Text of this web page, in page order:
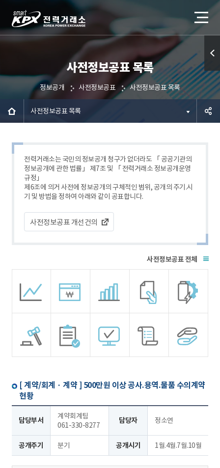
사전정보공표 목록
정보공개 사전정보공표 사전정보공표 목록
사전정보공표 목록
전력거래소는 국민의 정보공개 청구가 없더라도 「 공공기관의
정보공개에 관한 법률」 제7조 및 「 전력거래소 정보공개운영
규정」
제6조에 의거 사전에 정보공개의 구체적인 범위, 공개의 주기.시
기 및 방법을 정하여 아래와 같이 공표합니다.
사전정보공표 개선건의
전체
[ 계약/회계 · 계약 ] 500만원 이상 공사.용역.물품 수의계약
현황
담당부서
계약회계팀
061-330-8277
담당자 정소연
공개주기 분기 공개시기 1월.4월.7월.10월
퀵메
뉴 열
기